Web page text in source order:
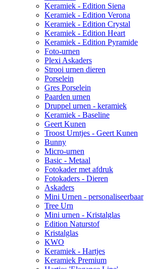
Keramiek - Edition Siena
Keramiek - Edition Verona
Keramiek - Edition Crystal
Keramiek - Edition Heart
Keramiek - Edition Pyramide
Foto-urnen
Plexi Askaders
Strooi urnen dieren
Porselein
Gres Porselein
Paarden urnen
Druppel urnen - keramiek
Keramiek - Baseline
Geert Kunen
Troost Urntjes - Geert Kunen
Bunny
Micro-urnen
Basic - Metaal
Fotokader met afdruk
Fotokaders - Dieren
Askaders
Mini Urnen - personaliseerbaar
Tree Urn
Mini urnen - Kristalglas
Edition Naturstof
Kristalglas
KWO
Keramiek - Hartjes
Keramiek Premium